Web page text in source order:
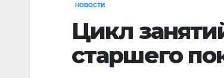
НОВОСТИ
Цикл
старшего